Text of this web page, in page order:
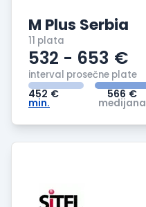
M Plus Serbia
11 plata
532 - 653 €
interval prosečne plate
452 €
min.
566 €
medijana